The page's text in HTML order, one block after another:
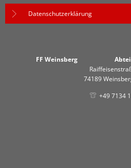
Datenschutzerklärung
FF Weinsberg
74189
+49 7134